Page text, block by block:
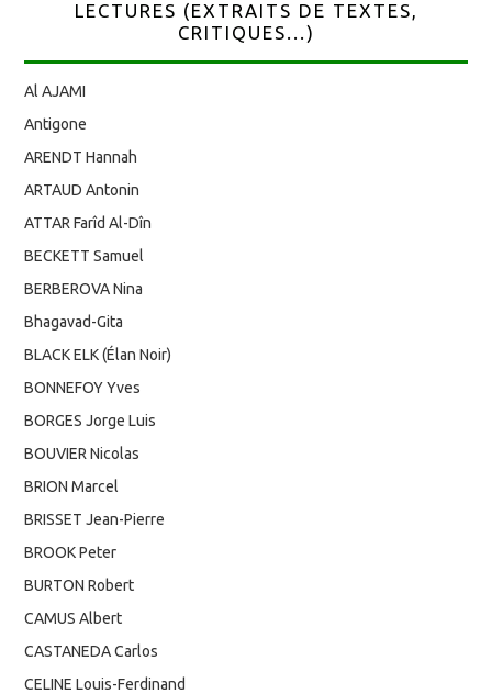
LECTURES (EXTRAITS DE TEXTES,
CRITIQUES...)
Al AJAMI
Antigone
ARENDT Hannah
ARTAUD Antonin
ATTAR Farîd Al-Dîn
BECKETT Samuel
BERBEROVA Nina
Bhagavad-Gita
BLACK ELK (Élan Noir)
BONNEFOY Yves
BORGES Jorge Luis
BOUVIER Nicolas
BRION Marcel
BRISSET Jean-Pierre
BROOK Peter
BURTON Robert
CAMUS Albert
CASTANEDA Carlos
CELINE Louis-Ferdinand